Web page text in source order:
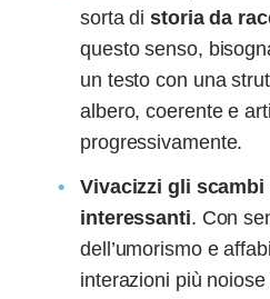
sorta distoria da
questo senso,
un testo con una
albero, coerente e
progressivamente.
Vivacizzi gli scambi
interessanti. Con
dell’umorismo e
interazioni più noiose